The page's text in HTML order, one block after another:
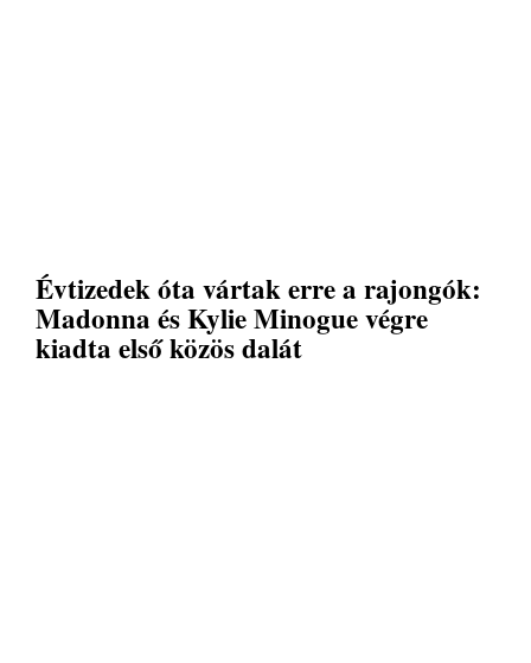
Évtizedek óta vártak erre a rajongók:
Madonna és Kylie Minogue végre
kiadta első közös dalát